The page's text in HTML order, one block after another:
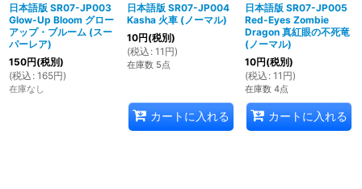
日本語版 SR07-JP003
Glow-Up Bloom グロー
アップ・ブルーム (スー
パーレア)
150円(税別)
(税込 : 165円)
在庫なし
日本語版 SR07-JP004
Kasha 火車 (ノーマル)
10円(税別)
(税込 : 11 円)
在庫数 5点
カートに入れる
日本語版 SR07-JP005
Red-Eyes Zombie
Dragon 真紅眼の不死竜
(ノーマル)
10円(税別)
(税込 : 11 円)
在庫数 4点
カートに入れる